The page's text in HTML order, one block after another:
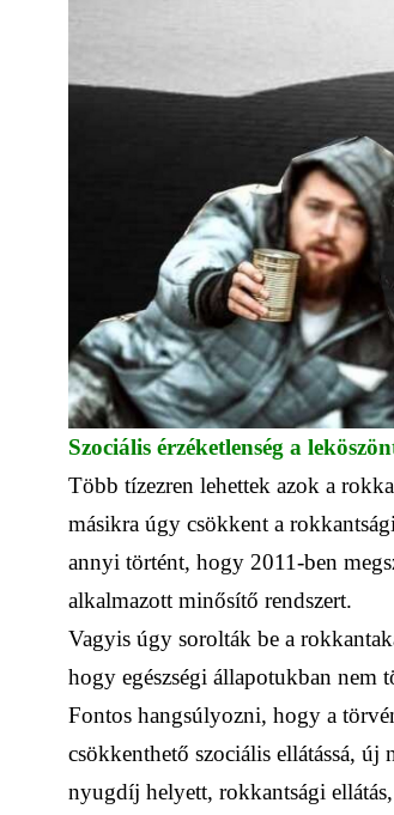
Szociális érzéketlenség a
Több tízezren lehettek azok a
másikra úgy csökkent a
annyi történt, hogy 2011-ben
alkalmazott minősítő rendszert.
Vagyis úgy sorolták be a
hogy egészségi állapotukban nem
Fontos hangsúlyozni, hogy a
csökkenthető szociális ellátássá,
nyugdíj helyett, rokkantsági